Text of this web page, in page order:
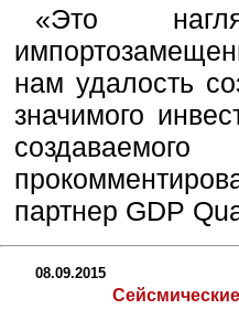
«Это
нам удалость
значимого
партнер GDP
08.09.2015